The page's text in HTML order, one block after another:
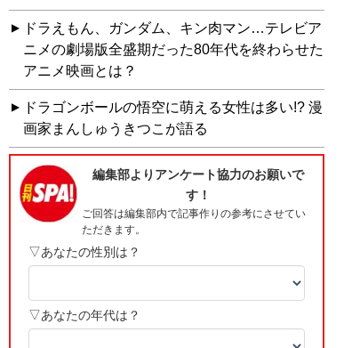
ドラえもん、ガンダム、キン肉マン…テレビア
ニメの劇場版全盛期だった80年代を終わらせた
アニメ映画とは？
ドラゴンボールの悟空に萌える女性は多い!? 漫
画家まんしゅうきつこが語る